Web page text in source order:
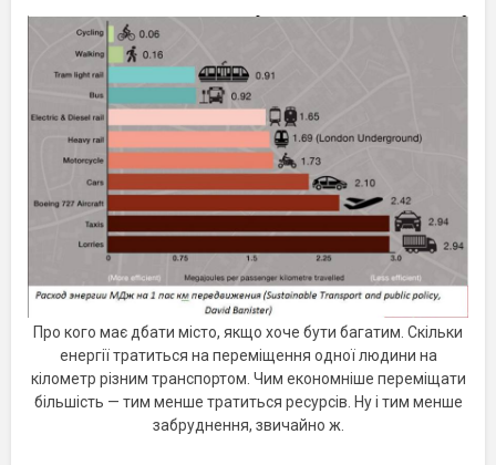
Про кого має дбати місто, якщо хоче бути багатим. Скільки
енергії тратиться на переміщення одної людини на
кілометр різним транспортом. Чим економніше переміщати
більшість — тим менше тратиться ресурсів. Ну і тим менше
забруднення, звичайно ж.